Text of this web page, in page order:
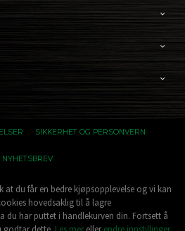
SIKKERHET OG PERSONVERN
NYHETSBREV
at du får en bedre kjøpsopplevelse og vi kan
hovedsaklig til å lagre
du har puttet i handlekurven din. Fortsett å